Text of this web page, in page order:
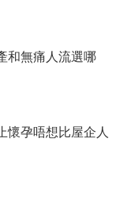
和無痛人流選哪
懷孕唔想比屋企人